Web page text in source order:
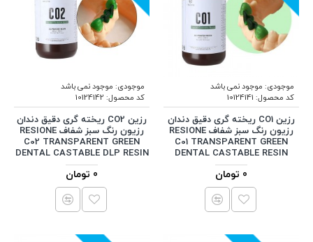
موجودی: موجود نمی باشد
کد محصول: 10124141
رزین CO1 ریخته گری دقیق دندان
رزیون رنگ سبز شفاف RESIONE
C01 TRANSPARENT GREEN
DENTAL CASTABLE RESIN
0 تومان
موجودی: موجود نمی باشد
کد محصول: 10124142
رزین CO2 ریخته گری دقیق دندان
رزیون رنگ سبز شفاف RESIONE
C02 TRANSPARENT GREEN
DENTAL CASTABLE DLP RESIN
0 تومان